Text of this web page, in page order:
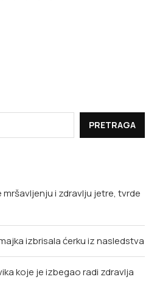
PRETRAGA
i zdravlju jetre, tvrde
izbrisala ćerku iz nasledstva
koje je izbegao radi zdravlja